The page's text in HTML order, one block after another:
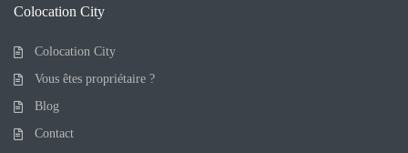
Colocation City
Colocation City
Vous êtes propriétaire ?
Blog
Contact